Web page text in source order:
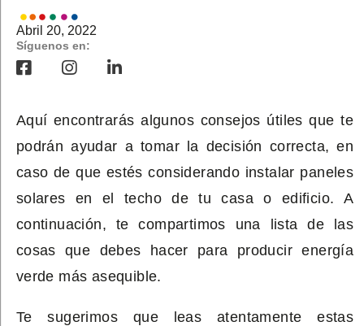
Abril 20, 2022
Síguenos en:
Aquí encontrarás algunos consejos útiles que te
podrán ayudar a tomar la decisión correcta, en
caso de que estés considerando instalar paneles
solares en el techo de tu casa o edificio. A
continuación, te compartimos una lista de las
cosas que debes hacer para producir energía
verde más asequible.
Te sugerimos que leas atentamente estas